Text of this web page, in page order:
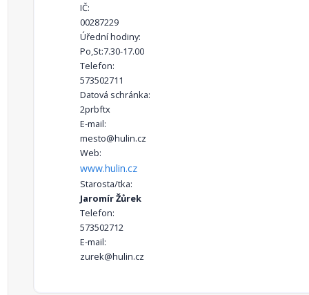
IČ:
00287229
Úřední hodiny:
Po,St:7.30-17.00
Telefon:
573502711
Datová schránka:
2prbftx
E-mail:
mesto@hulin.cz
Web:
www.hulin.cz
Starosta/tka:
Jaromír Žůrek
Telefon:
573502712
E-mail:
zurek@hulin.cz